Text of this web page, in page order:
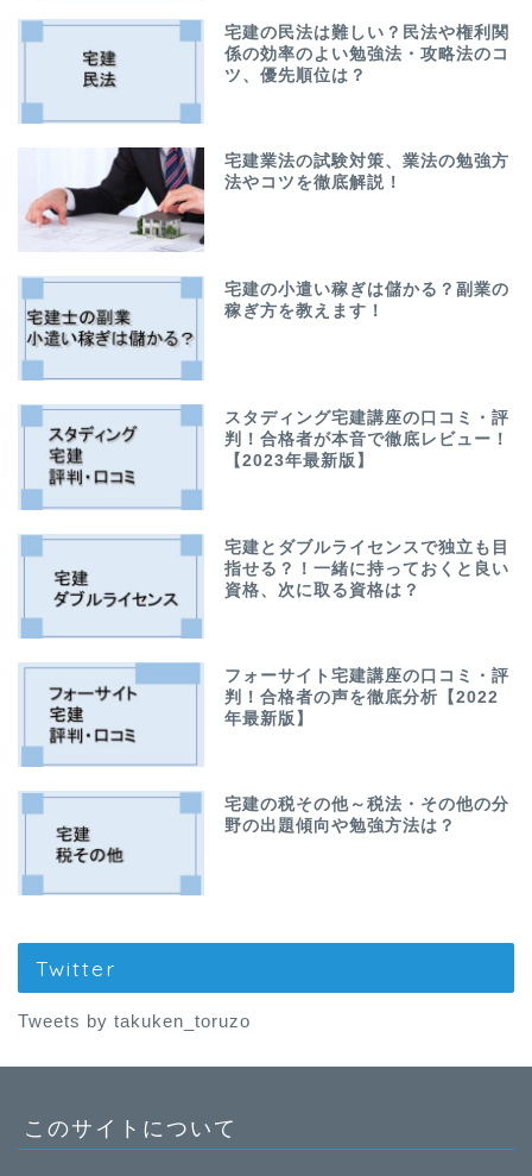
宅建の民法は難しい？民法や権利関
係の効率のよい勉強法・攻略法のコ
ツ、優先順位は？
宅建業法の試験対策、業法の勉強方
法やコツを徹底解説！
宅建の小遣い稼ぎは儲かる？副業の
稼ぎ方を教えます！
スタディング宅建講座の口コミ・評
判！合格者が本音で徹底レビュー！
【2023年最新版】
宅建とダブルライセンスで独立も目
指せる？！一緒に持っておくと良い
資格、次に取る資格は？
フォーサイト宅建講座の口コミ・評
判！合格者の声を徹底分析【2022
年最新版】
宅建の税その他～税法・その他の分
野の出題傾向や勉強方法は？
Twitter
Tweets by takuken_toruzo
このサイトについて